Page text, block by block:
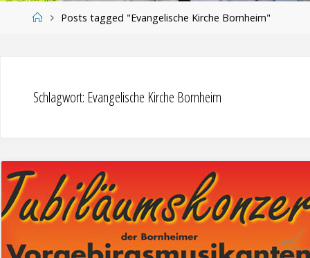
HomePosts tagged "Evangelische Kirche Bornheim"
Schlagwort: Evangelische Kirche Bornheim